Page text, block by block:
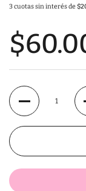
3 cuotas sin interés de
Cantidad